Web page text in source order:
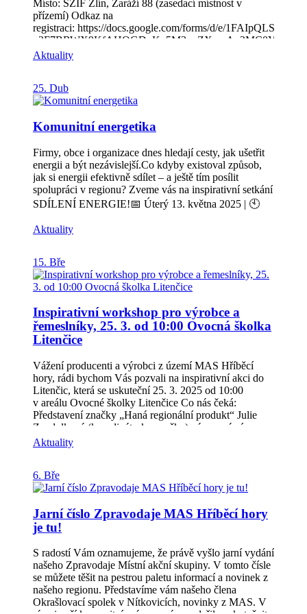
Místo: SZIF Zlín, Zaráží 88 (zasedací místnost v
přízemí) Odkaz na
registraci: https://docs.google.com/forms/d/e/1FAIpQLSfb-
Cílovou skupinou jsou: obce, zemědělci, vlastníci půdy,
dále AOPK, ORP – odbory životního prostředí.
Aktuality
25. Dub
Komunitní energetika
Firmy, obce i organizace dnes hledají cesty, jak ušetřit
energii a být nezávislejší.Co kdyby existoval způsob,
jak si energii efektivně sdílet – a ještě tím posílit
spolupráci v regionu? Zveme vás na inspirativní setkání
SDÍLENÍ ENERGIE!📅 Úterý 13. května 2025 | 🕙
může v praxi fungovat sdílení energie mezi sousedy,
společenství nejen domácnostem, ale i podnikům🔹
Jaké překážky se mohou objevit Vystoupí odborníci v
rámci prezentace Občanského energetického
Přihlaste se jednoduše přes QR kód na plakátu nebo
kontaktujte:📩 veronika.zborilova@hribecihory.cz | 📞
777 730 583 Investujte dvě hodiny času – a získejte
podnikání.
Aktuality
15. Bře
Inspirativní workshop pro výrobce a
řemeslníky, 25. 3. od 10:00 Ovocná školka
Litenčice
Vážení producenti a výrobci z území MAS Hříběcí
hory, rádi bychom Vás pozvali na inspirativní akci do
Litenčic, která se uskuteční 25. 3. 2025 od 10:00
v areálu Ovocné školky Litenčice Co nás čeká:
Představení značky „Haná regionální produkt“ Julie
Zendulková (koordinátorka značky) vás seznámí
s procesem získání certifikace značky a co vše vám
získané ocenění přinese. Aktuálně je vyhlášena výzva
destinace Kroměřížsko (Bc. Alena Horáková a Mgr.
Veronika Kuklová)– vás seznámí s možnostmi
Destinace Kroměřížsko plánuje v roce 2025 více
propagovat právě místní výrobce z ORP Kroměříž. Co
vše chystají se dozvíte na setkání.A hlavně přijďte
diskutovat se zástupci MAS o možnostech spolupráce a
vaší propagace či jiné formy podpory. Zástupci MAS
vás seznámí se současnými plány propagace a podpory
producentů a výrobců z území MAS HH. Chystáme na
rok 2025 novinky, ale moc rádi uslyšíme také vaše
Aktuality
6. Bře
Jarní číslo Zpravodaje MAS Hříběcí hory
je tu!
S radostí Vám oznamujeme, že právě vyšlo jarní vydání
našeho Zpravodaje Místní akční skupiny. V tomto čísle
se můžete těšit na pestrou paletu informací a novinek z
našeho regionu. Představíme vám našeho člena
Okrašlovací spolek v Nítkovicích, novinky z MAS. V